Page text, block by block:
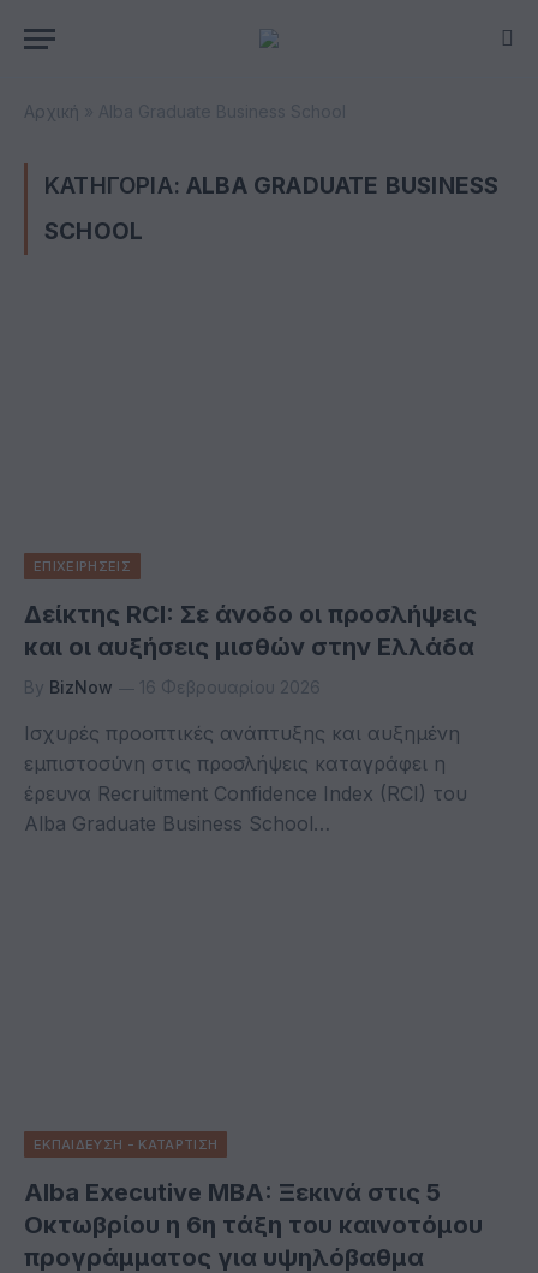
Αρχική
ΚΑΤΗΓΟΡΙΑ:ALBA GRADUATE BUSINESS
SCHOOL
ΕΠΙΧΕΙΡΗΣΕΙΣ
Δείκτης RCI: Σε άνοδο οι προσλήψεις
και οι αυξήσεις μισθών στην Ελλάδα
By BizNow 16 Φεβρουαρίου 2026
Ισχυρές προοπτικές ανάπτυξης και αυξημένη
εμπιστοσύνη στις προσλήψεις καταγράφει η
έρευνα Recruitment Confidence Index (RCI) του
Alba Graduate Business School…
ΕΚΠΑΙΔΕΥΣΗ - ΚΑΤΑΡΤΙΣΗ
Alba Executive MBA: Ξεκινά στις 5
Οκτωβρίου η 6η τάξη του καινοτόμου
προγράμματος για υψηλόβαθμα